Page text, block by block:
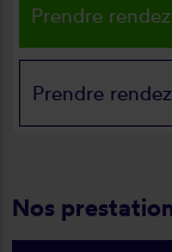
Prendre
Prendre
Nos